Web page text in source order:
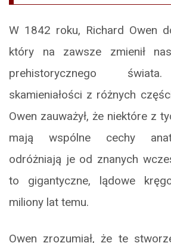
W 1842 roku, Richard Owen
który na zawsze zmienił
prehistorycznego
skamieniałości z różnych
Owen zauważył, że niektóre z
mają wspólne cechy
odróżniają je od znanych
to gigantyczne, lądowe
miliony lat temu.
Owen zrozumiał, że te